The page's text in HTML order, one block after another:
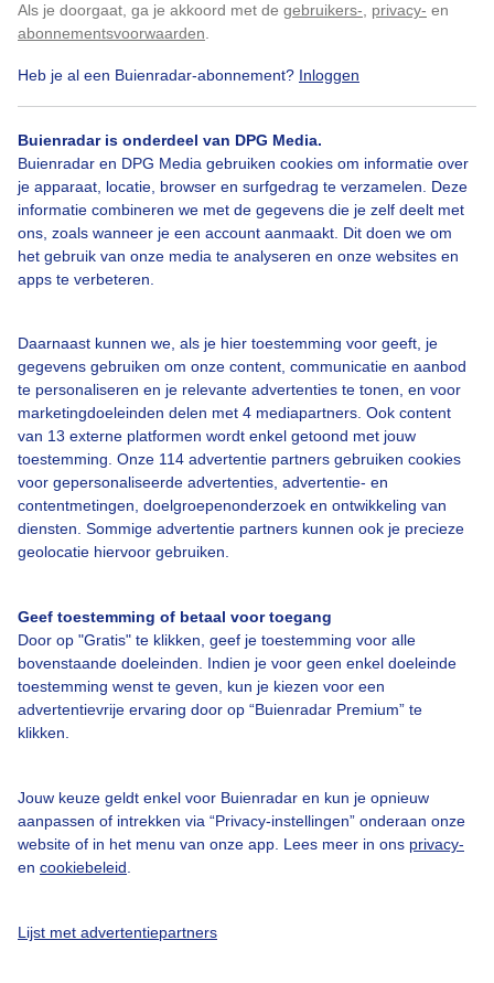
Als je doorgaat, ga je akkoord met de gebruikers- privacy- en
abonnementsvoorwaarden
Heb je al een Buienradar-abonnement? Inloggen
Buienradar is onderdeel van DPG Media.
Buienradar en DPG Media gebruiken cookies om informatie over
je apparaat, locatie, browser en surfgedrag te verzamelen. Deze
informatie combineren we met de gegevens die je zelf deelt met
ons, zoals wanneer je een account aanmaakt. Dit doen we om
het gebruik van onze media te analyseren en onze websites en
apps te verbeteren.
Daarnaast kunnen we, als je hier toestemming voor geeft, je
gegevens gebruiken om onze content, communicatie en aanbod
te personaliseren en je relevante advertenties te tonen, en voor
marketingdoeleinden delen met 4 mediapartners. Ook content
van 13 externe platformen wordt enkel getoond met jouw
toestemming. Onze 114 advertentie partners gebruiken cookies
voor gepersonaliseerde advertenties, advertentie- en
contentmetingen, doelgroepenonderzoek en ontwikkeling van
diensten. Sommige advertentie partners kunnen ook je precieze
geolocatie hiervoor gebruiken.
Geef toestemming of betaal voor toegang
Door op "Gratis" te klikken, geef je toestemming voor alle
bovenstaande doeleinden. Indien je voor geen enkel doeleinde
toestemming wenst te geven, kun je kiezen voor een
advertentievrije ervaring door op “Buienradar Premium” te
klikken.
Jouw keuze geldt enkel voor Buienradar en kun je opnieuw
aanpassen of intrekken via “Privacy-instellingen” onderaan onze
website of in het menu van onze app. Lees meer in ons privacy-
en cookiebeleid
Lijst met advertentiepartners
Bekijk slideshow
Over Buienradar
Bedrijfsgegevens
Veelgestelde vragen
Toegankelijkheid
Adverteren
Cookie beleid
Privacy instellingen
Klik hierom dit aan te passen